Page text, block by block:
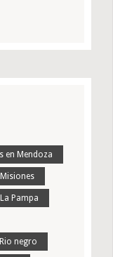
en Mendoza
Pampa
negro